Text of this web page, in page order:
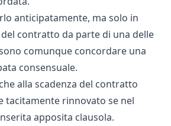
anticipatamente, ma solo in
contratto da parte di una delle
comunque concordare una
consensuale.
alla scadenza del contratto
tacitamente rinnovato se nel
apposita clausola.